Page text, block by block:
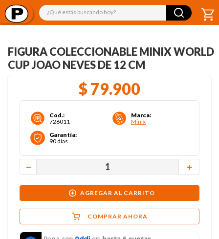
¿Qué estás buscando hoy?
FIGURA COLECCIONABLE MINIX WORLD
CUP JOAO NEVES DE 12 CM
$ 79.900
Cod.:
726011
Marca:
Minix
Garantía:
90 días
＋
－
AGREGAR AL CARRITO
COMPRAR AHORA